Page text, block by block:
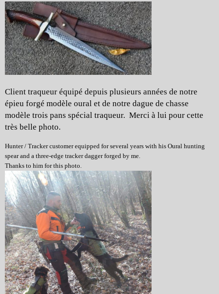
Client traqueur équipé depuis plusieurs années de notre
épieu forgé modèle oural et de notre dague de chasse
modèle trois pans spécial traqueur. Merci à lui pour cette
très belle photo.
Hunter / Tracker customer equipped for several years with his Oural hunting
spear and a three-edge tracker dagger forged by me.
Thanks to him for this photo.